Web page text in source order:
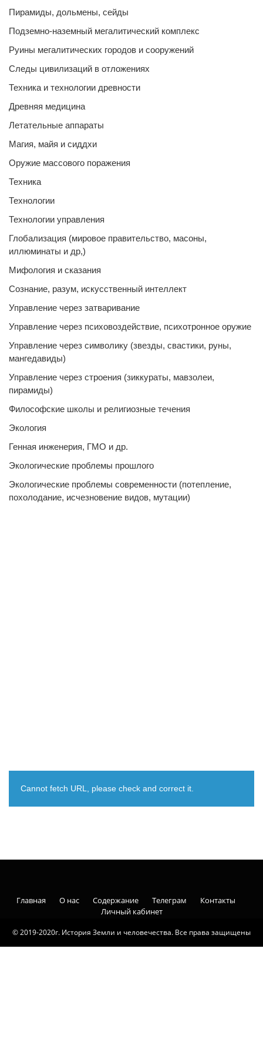
Пирамиды, дольмены, сейды
Подземно-наземный мегалитический комплекс
Руины мегалитических городов и сооружений
Следы цивилизаций в отложениях
Техника и технологии древности
Древняя медицина
Летательные аппараты
Магия, майя и сиддхи
Оружие массового поражения
Техника
Технологии
Технологии управления
Глобализация (мировое правительство, масоны,
иллюминаты и др,)
Мифология и сказания
Сознание, разум, искусственный интеллект
Управление через затваривание
Управление через психовоздействие, психотронное оружие
Управление через символику (звезды, свастики, руны,
мангедавиды)
Управление через строения (зиккураты, мавзолеи,
пирамиды)
Философские школы и религиозные течения
Экология
Генная инженерия, ГМО и др.
Экологические проблемы прошлого
Экологические проблемы современности (потепление,
похолодание, исчезновение видов, мутации)
Cannot fetch URL, please check and correct it.
© 2019-2020г. История Земли и человечества. Все права защищены
Главная О нас Содержание Телеграм
Контакты
Личный кабинет